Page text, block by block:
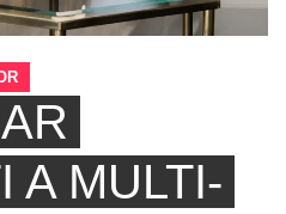
A MULTI-